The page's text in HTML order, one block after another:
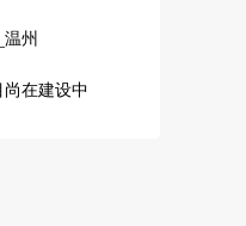
温州
在建设中